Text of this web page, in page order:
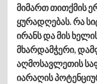
მიმართ თითქმის
ყურადღებას. რა
ირანს და მის
მხარდამჭერი,
აღმოსავლეთის
იარაღის